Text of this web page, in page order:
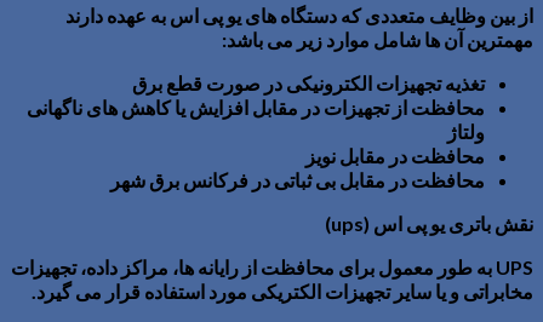
از بین وظایف متعددی که دستگاه های یو پی اس به عهده دارند
مهمترین آن ها شامل موارد زیر می باشد:
تغذیه تجهیزات الکترونیکی در صورت قطع برق
محافظت از تجهیزات در مقابل افزایش یا کاهش های ناگهانی
ولتاژ
محافظت در مقابل نویز
محافظت در مقابل بی ثباتی در فرکانس برق شهر
نقش باتری یو پی اس (ups
)
UPS به طور معمول برای محافظت از رایانه ها، مراکز داده، تجهیزات
مخابراتی و یا سایر تجهیزات الکتریکی مورد استفاده قرار می گیرد.